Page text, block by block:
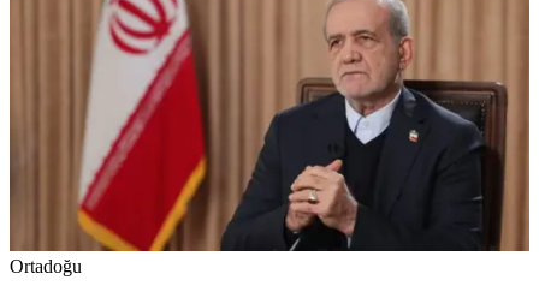
Ortadoğu